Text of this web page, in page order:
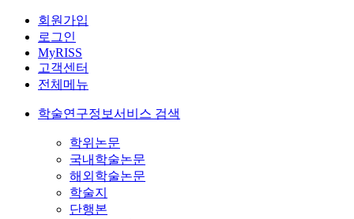
회원가입
로그인
MyRISS
고객센터
전체메뉴
학술연구정보서비스 검색
학위논문
국내학술논문
해외학술논문
학술지
단행본